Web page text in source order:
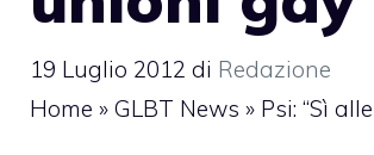
19 Luglio 2012 di Redazione
Home » GLBT News » Psi: “Sì